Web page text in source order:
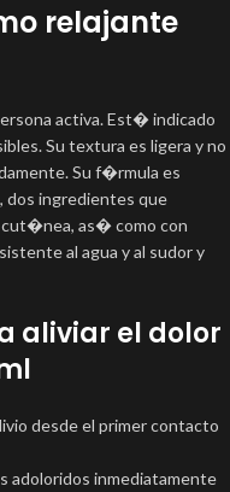
relajante
activa. Est� indicado
Su textura es ligera y no
Su f�rmula es
dos ingredientes que
cut�nea, as� como con
al agua y al sudor y
aliviar el dolor
desde el primer contacto
adoloridos inmediatamente